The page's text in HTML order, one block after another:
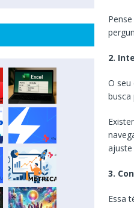
2.
O seu
busca
ajuste
3.
Essa